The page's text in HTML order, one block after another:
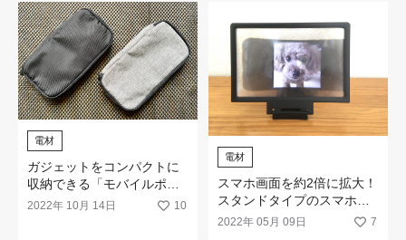
電材
ガジェットをコンパクトに
収納できる「モバイルポー
チ 大」
2022年 10月 14日 10
電材
スマホ画面を約2倍に拡大！
スタンドタイプのスマホ用
拡大鏡
2022年 05月 09日 7